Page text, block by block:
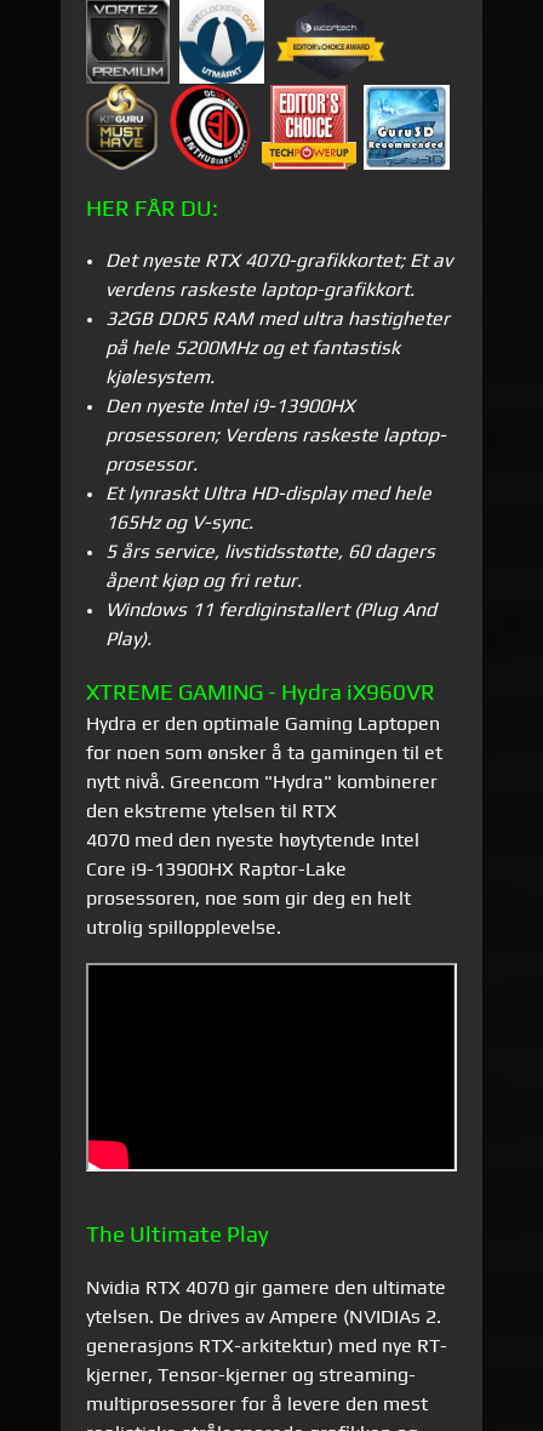
HER FÅR DU:
Det nyeste RTX 4070-grafikkortet; Et av
verdens raskeste laptop-grafikkort.
32GB DDR5 RAM med ultra hastigheter
på hele 5200MHz og et fantastisk
kjølesystem.
Den nyeste Intel i9-13900HX
prosessoren; Verdens raskeste laptop-
prosessor.
Et lynraskt Ultra HD-display med hele
165Hz og V-sync.
5 års service, livstidsstøtte, 60 dagers
åpent kjøp og fri retur.
Windows 11 ferdiginstallert (Plug And
Play).
XTREME GAMING - Hydra iX960VR
Hydra er den optimale Gaming Laptopen
for noen som ønsker å ta gamingen til et
nytt nivå. Greencom "Hydra" kombinerer
den ekstreme ytelsen til RTX
4070 med den nyeste høytytende Intel
Core i9-13900HX Raptor-Lake
prosessoren, noe som gir deg en helt
utrolig spillopplevelse.
The Ultimate Play
Nvidia RTX 4070 gir gamere den ultimate
ytelsen. De drives av Ampere (NVIDIAs 2.
generasjons RTX-arkitektur) med nye RT-
kjerner, Tensor-kjerner og streaming-
multiprosessorer for å levere den mest